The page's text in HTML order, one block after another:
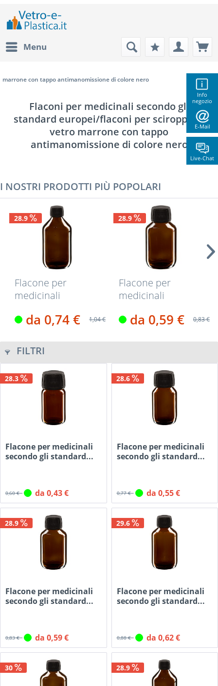
Info
negozio
E-Mail
Live-Chat
Menu
marrone con tappo antimanomissione di colore nero
Flaconi per medicinali secondo gli
standard europei/flaconi per sciroppo in
vetro marrone con tappo
antimanomissione di colore nero
I NOSTRI PRODOTTI PIÙ POPOLARI
28.9
Flacone per
medicinali
standard...
da 0,74 € 1,04 €
28.9
Flacone per
medicinali
standard...
da 0,59 € 0,83 €
FILTRI
28.3
Flacone per medicinali
secondo gli standard...
0,60 € da 0,43 €
28.6
Flacone per medicinali
secondo gli standard...
0,77 € da 0,55 €
28.9
Flacone per medicinali
secondo gli standard...
0,83 € da 0,59 €
29.6
Flacone per medicinali
secondo gli standard...
0,88 € da 0,62 €
30 28.9